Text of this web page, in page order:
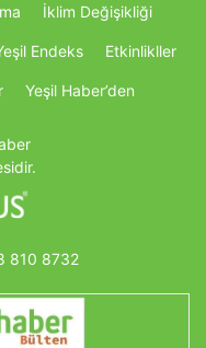
İklim Değişikliği
Endeks Etkinlikller
Yeşil Haber’den
810 8732